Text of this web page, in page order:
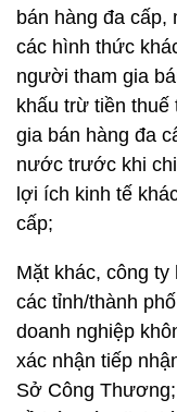
bán hàng đa cấp,
các hình thức
người tham gia
khấu trừ tiền
gia bán hàng đa
nước trước khi
lợi ích kinh tế
cấp;
Mặt khác, công ty
các tỉnh/thành
doanh nghiệp
xác nhận tiếp
Sở Công